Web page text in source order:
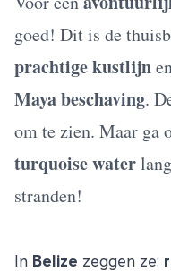
goed! Dit is de
prachtige kustlijn
Maya beschaving.
om te zien. Maar ga
turquoise water
stranden!
In Belize zeggen ze: